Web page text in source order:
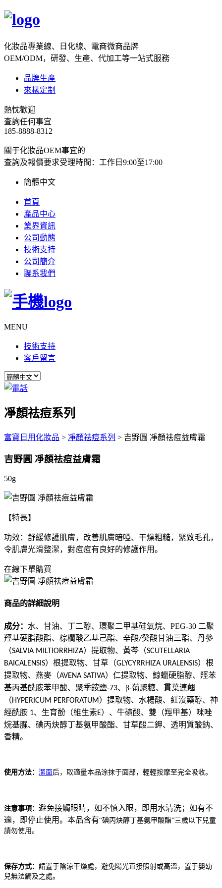
化妝品專業線、日化線、電商微商品牌
OEM/ODM，研發、生產、代加工等一站式服務
品牌生產
來樣定制
熱忱歡迎
査詢任何事宜
185-8888-8312
關于化妝品OEM事宜的
査詢及報價要求受理時間：工作日9:00至17:00
簡體中文
首頁
產品中心
業界資訊
公司動態
技術支持
公司簡介
聯系我們
MENU
技術支持
客戶留言
凈顏祛痘系列
富寶日用化妝品 > 凈顏祛痘系列 > 吉野圓 凈顏祛痘益膚霜
吉野圓 凈顏祛痘益膚霜
50g
【特長】
功效：舒緩修護肌膚，改善肌膚暗啞、干燥粗糙，緊致毛孔，
令肌膚光滑整潔，對痘痘有良好的修護作用。
在線下單購買
商品的詳細說明
成分： 水、甘油、丁二醇、環聚二甲基硅氧烷、 PEG-30 二聚
羥基硬脂酸酯、棕櫚酸乙基己酯、辛酸/癸酸甘油三酯、丹參
（SALVIA MILTIORRHIZA）提取物、黃芩（SCUTELLARIA
BAICALENSIS）根提取物、甘草（GLYCYRRHIZA URALENSIS）根
提取物、燕麥（AVENA SATIVA）仁提取物、鯨蠟硬脂醇、羥苯
基丙基酰胺苯甲酸、聚季銨鹽-73、β-葡聚糖、貫葉連翹
（HYPERICUM PERFORATUM）提取物、水楊酸、紅沒藥醇、神
經酰胺 1、生育酚（維生素E）、牛磺酸、雙（羥甲基）咪唑
烷基脲、碘丙炔醇丁基氨甲酸酯、甘草酸二鉀、透明質酸鈉、
香精。
使用方法： 潔面后，取適量本品涂抹于面部，輕輕按摩至完全吸收。
注意事項： 避免接觸眼睛，如不慎入眼，即用水清洗；如有不
適，即停止使用。本品含有“碘丙炔醇丁基氨甲酸酯”三歲以下兒童
請勿使用。
保存方式： 請置于陰涼干燥處，避免陽光直接照射或高溫，置于嬰幼
兒無法觸及之處。